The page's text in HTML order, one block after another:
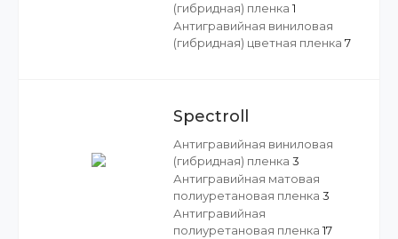
(гибридная) пленка 1
Антигравийная виниловая
(гибридная) цветная пленка 7
Spectroll
Антигравийная виниловая
(гибридная) пленка 3
Антигравийная матовая
полиуретановая пленка 3
Антигравийная
полиуретановая пленка 17